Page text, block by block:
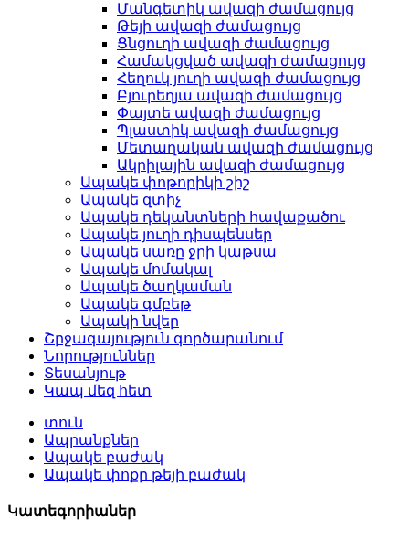
Մանգետիկ ավազի ժամացույց
Թեյի ավազի ժամացույց
Ցնցուղի ավազի ժամացույց
Համակցված ավազի ժամացույց
Հեղուկ յուղի ավազի ժամացույց
Բյուրեղյա ավազի ժամացույց
Փայտե ավազի ժամացույց
Պլաստիկ ավազի ժամացույց
Մետաղական ավազի ժամացույց
Ակրիլային ավազի ժամացույց
Ապակե փոթորիկի շիշ
Ապակե զտիչ
Ապակե դեկանտների հավաքածու
Ապակե յուղի դիսպենսեր
Ապակե սառը ջրի կաթսա
Ապակե մոմակալ
Ապակե ծաղկաման
Ապակե գմբեթ
Ապակի նվեր
Շրջագայություն գործարանում
Նորություններ
Տեսանյութ
Կապ մեզ հետ
տուն
Ապրանքներ
Ապակե բաժակ
Ապակե փոքր թեյի բաժակ
Կատեգորիաներ